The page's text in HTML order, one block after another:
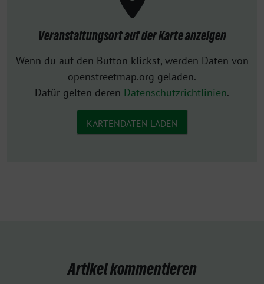
Veranstaltungsort auf der Karte anzeigen
Wenn du auf den Button klickst, werden Daten von
openstreetmap.org geladen.
Dafür gelten deren Datenschutzrichtlinien.
KARTENDATEN LADEN
Artikel kommentieren